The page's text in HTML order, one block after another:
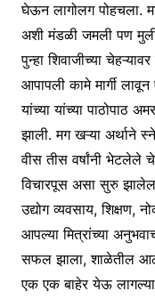
घेऊन लागोलग पोहचला.
अशी मंडळी जमली पण
पुन्हा शिवाजीच्या
आपापली कामे मार्गी
यांच्या यांच्या पाठोपाठ
झाली. मग खऱ्या अर्थाने
वीस तीस वर्षांनी
विचारपूस असा सुरु
उद्योग व्यवसाय, शिक्षण,
आपल्या मित्रांच्या
सफल झाला, शाळेतील
एक एक बाहेर येऊ